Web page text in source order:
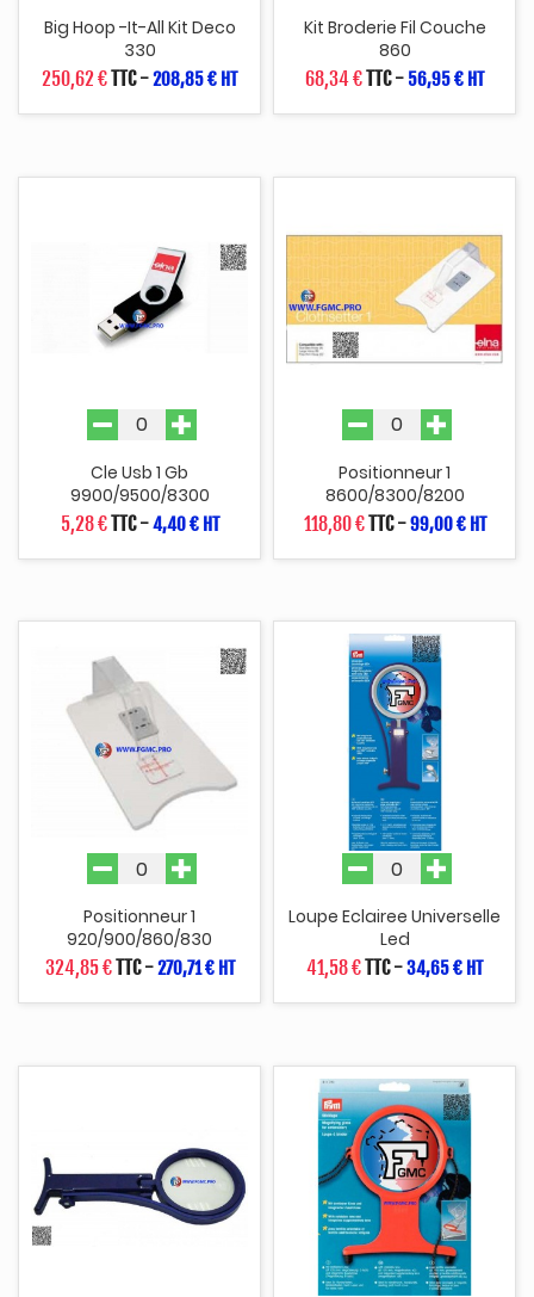
Big Hoop -it-All Kit Deco
330
250,62 €TTC-208,85 € HT
Kit Broderie Fil Couche
860
68,34 €TTC- 56,95 € HT
Cle Usb 1 Gb
9900/9500/8300
5,28 €TTC-4,40 € HT
Positionneur 1
8600/8300/8200
118,80 €TTC-99,00 € HT
Positionneur 1
920/900/860/830
324,85 €TTC-270,71 € HT
Loupe Eclairee Universelle
Led
41,58 €TTC-34,65 € HT